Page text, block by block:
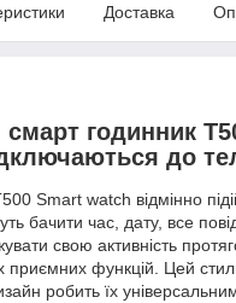
Доставка
годинник
до
Smart watch відмінно
бачити час, дату, все
свою активність
приємних функцій. Цей
робить їх